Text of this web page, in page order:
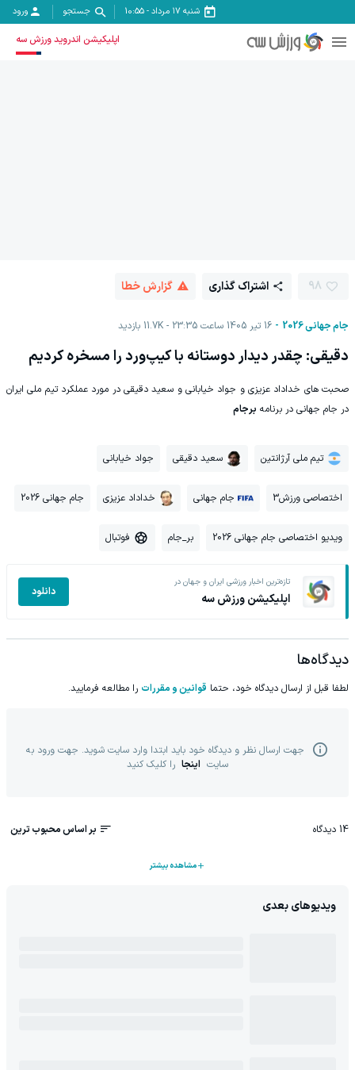
شنبه ۱۷ مرداد -
10:55 جستجو ورود
اپلیکیشن اندروید ورزش سه
جام جهانی 2026 16 تیر 1405 ساعت 23:35 11.7K بازدید
98 اشتراک گذاری گزارش خطا
دقیقی: چقدر دیدار دوستانه با کیپ‌ورد را مسخره کردیم
صحبت های خداداد عزیزی و جواد خیابانی و سعید دقیقی در مورد عملکرد تیم ملی ایران
در جام جهانی در برنامه برجام
تیم ملی آرژانتین سعید دقیقی جواد خیابانی
اختصاصی ورزش3 جام جهانی خداداد عزیزی جام جهانی 2026
ویدیو اختصاصی جام جهانی 2026 بر_جام فوتبال
تازه‌ترین اخبار ورزشی ایران و جهان در
اپلیکیشن ورزش سه دانلود
دیدگاه‌ها
لطفا قبل از ارسال دیدگاه خود، حتما قوانین و مقررات را مطالعه فرمایید.
جهت ارسال نظر و دیدگاه خود باید ابتدا وارد سایت شوید. جهت ورود به
سایت اینجا را کلیک کنید
14 دیدگاه بر اساس محبوب ترین
مشاهده بیشتر
ویدیوهای بعدی